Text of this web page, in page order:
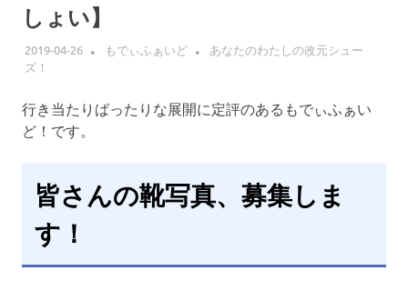
しょい】
2019-04-26 もでぃふぁいど
あなたのわたしの改元シュー
ズ！
行き当たりばったりな展開に定評のあるもでぃふぁい
ど！です。
皆さんの靴写真、募集しま
す！